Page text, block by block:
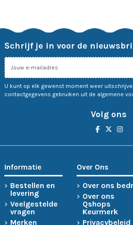
Schrijf je in voor de
U kunt op elk gewenst moment weer
contactgegevens gebruiken uit de algemene
Volg ons
Informatie
Bestellen en
levering
Veelgestelde
vragen
Merken
Over Ons
Over ons
Over ons
Qshops
Keurmerk
Privacybeleid